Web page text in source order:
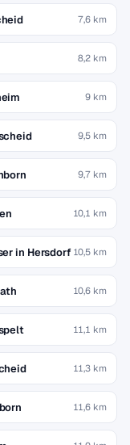
7,6 km
8,2 km
9 km
9,5 km
9,7 km
10,1 km
in Hersdorf 10,5 km
10,6 km
11,1 km
11,3 km
11,6 km